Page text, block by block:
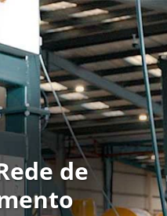
de